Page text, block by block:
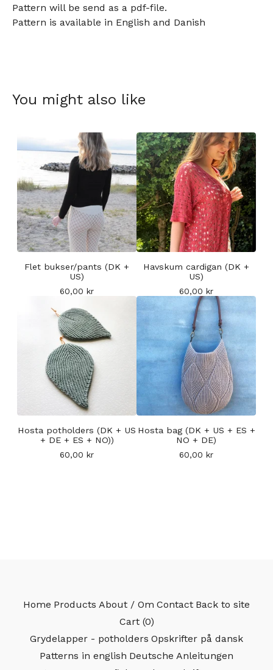
Pattern will be send as a pdf-file.
Pattern is available in English and Danish
You might also like
Flet bukser/pants (DK +
US)
60,00 kr
Havskum cardigan (DK +
US)
60,00 kr
Hosta potholders (DK + US
+ DE + ES + NO))
60,00 kr
Hosta bag (DK + US + ES +
NO + DE)
60,00 kr
Home Products About / Om Contact Back to site
Cart (0)
Grydelapper - potholders Opskrifter på dansk
Patterns in english Deutsche Anleitungen